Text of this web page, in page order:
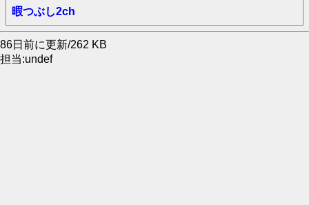
暇つぶし2ch
86日前に更新/262 KB
担当:undef